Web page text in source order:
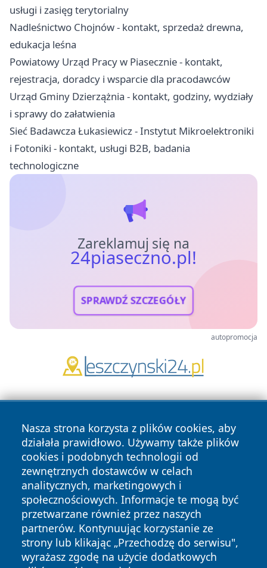
usługi i zasięg terytorialny
Nadleśnictwo Chojnów - kontakt, sprzedaż drewna,
edukacja leśna
Powiatowy Urząd Pracy w Piasecznie - kontakt,
rejestracja, doradcy i wsparcie dla pracodawców
Urząd Gminy Dzierzążnia - kontakt, godziny, wydziały
i sprawy do załatwienia
Sieć Badawcza Łukasiewicz - Instytut Mikroelektroniki
i Fotoniki - kontakt, usługi B2B, badania
technologiczne
Zareklamuj się na
24piaseczno.pl!
SPRAWDŹ SZCZEGÓŁY
autopromocja
Nasza strona korzysta z plików cookies, aby
działała prawidłowo. Używamy także plików
cookies i podobnych technologii od
zewnętrznych dostawców w celach
analitycznych, marketingowych i
społecznościowych. Informacje te mogą być
przetwarzane również przez naszych
partnerów. Kontynuując korzystanie ze
strony lub klikając „Przechodzę do serwisu",
wyrażasz zgodę na użycie dodatkowych
Copyright © 2026 24piaseczno.pl Wszystkie prawa
zastrzeżone.
News Autorzy
Polityka
Prywatności
Polityka
Cookies